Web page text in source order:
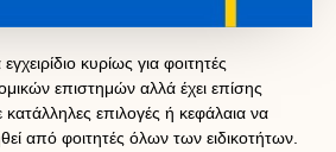
κυρίως για φοιτητές
επιστημών αλλά έχει επίσης
κατάλληλες επιλογές ή κεφάλαια να
από φοιτητές όλων των ειδικοτήτων.